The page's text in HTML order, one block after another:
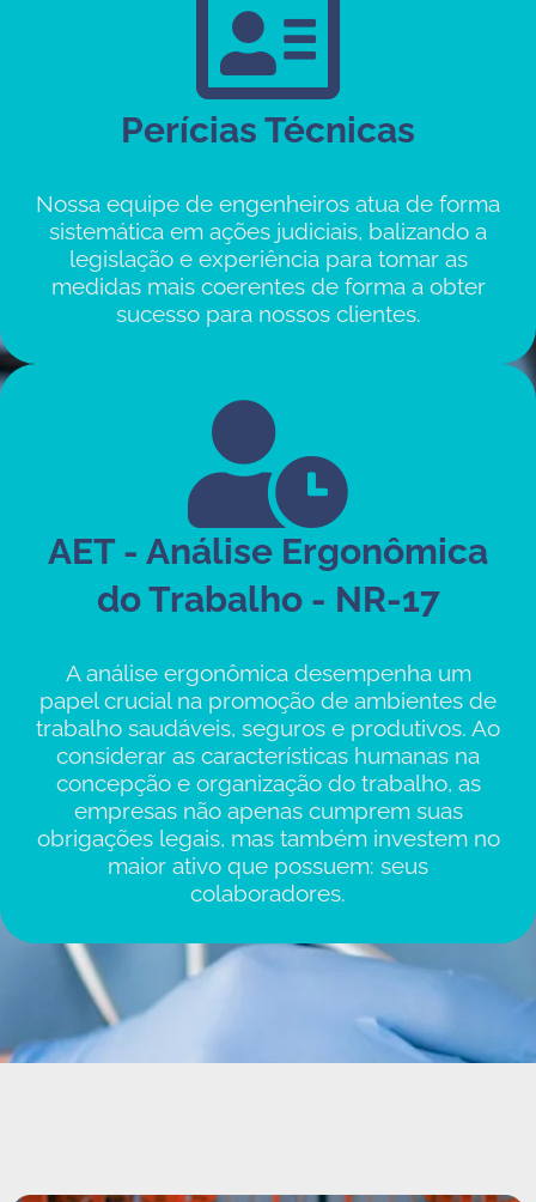
Perícias Técnicas
Nossa equipe de engenheiros atua de forma
sistemática em ações judiciais, balizando a
legislação e experiência para tomar as
medidas mais coerentes de forma a obter
sucesso para nossos clientes.
AET - Análise Ergonômica
do Trabalho - NR-17
A análise ergonômica desempenha um
papel crucial na promoção de ambientes de
trabalho saudáveis, seguros e produtivos. Ao
considerar as características humanas na
concepção e organização do trabalho, as
empresas não apenas cumprem suas
obrigações legais, mas também investem no
maior ativo que possuem: seus
colaboradores.